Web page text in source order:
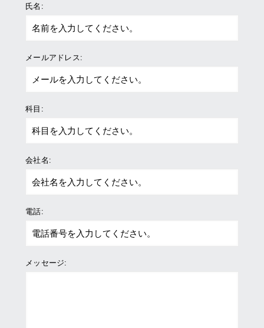
氏名:
メールアドレス:
科目:
会社名:
電話:
メッセージ: